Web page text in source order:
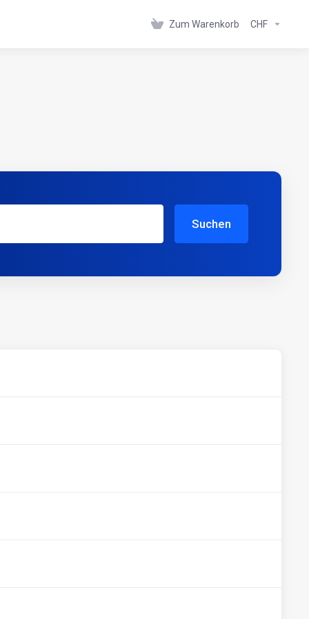
Zum Warenkorb CHF
Suchen